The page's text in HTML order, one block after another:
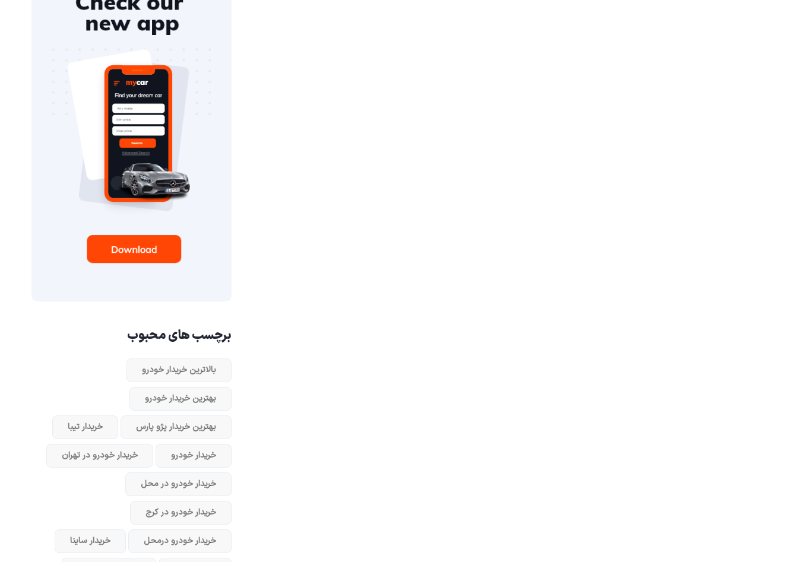
برچسب های محبوب
بالاترین خریدار خودرو
بهترین خریدار خودرو
بهترین خریدار پژو پارس خریدار تیبا
خریدار خودرو خریدار خودرو در تهران
خریدار خودرو در محل
خریدار خودرو در کرج
خریدار خودرو در‌محل خریدار ساینا